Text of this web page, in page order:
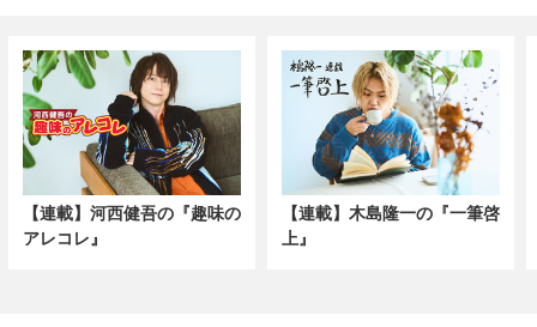
【連載】河西健吾の『趣味の
アレコレ』
【連載】木島隆一の『一筆啓
上』